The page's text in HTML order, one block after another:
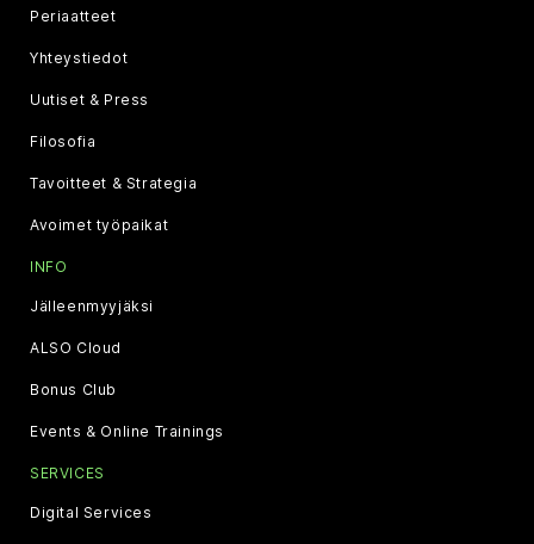
Periaatteet
Yhteystiedot
Uutiset & Press
Filosofia
Tavoitteet & Strategia
Avoimet työpaikat
INFO
Jälleenmyyjäksi
ALSO Cloud
Bonus Club
Events & Online Trainings
SERVICES
Digital Services